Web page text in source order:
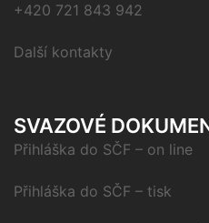
+420 721 843 942
Další kontakty
SVAZOVÉ
Přihláška do SČF – on line
Přihláška do SČF – tisk